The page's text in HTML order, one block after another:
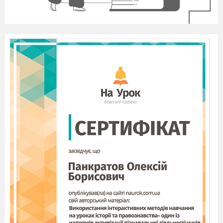
The National Flag
The National Coat of Arms/ The Trident/ The
National Emblem
The Ukrainian Anthem
Blue sky
Golden wheat field
The British National Flag
“Union Jack”
Three crosses
To respect
A maple leaf
A star
Stripes
Teacher: Every country has its national
symbols.
What National Symbols of Ukraine can you